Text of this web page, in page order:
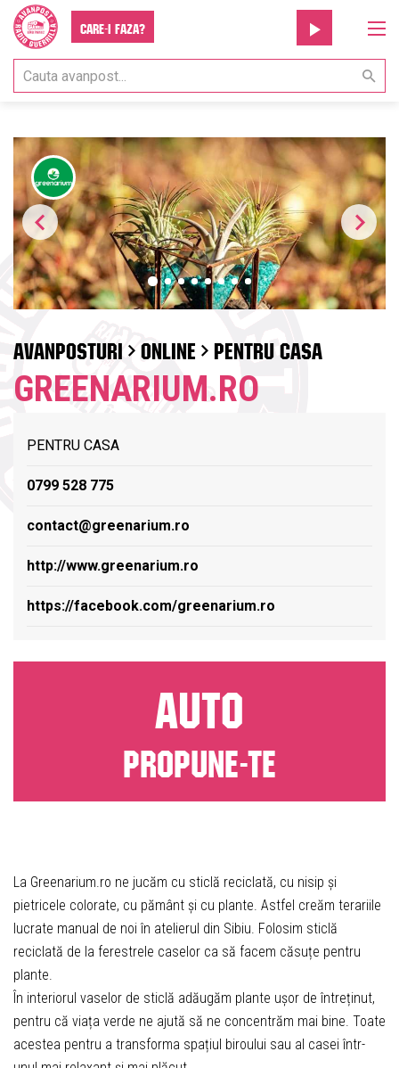
Care-i faza?
AVANPOSTURI ONLINE PENTRU CASA
GREENARIUM.RO
PENTRU CASA
0799 528 775
contact@greenarium.ro
http://www.greenarium.ro
https://facebook.com/greenarium.ro
AUTO
PROPUNE-TE
La Greenarium.ro ne jucăm cu sticlă reciclată, cu nisip și
pietricele colorate, cu pământ și cu plante. Astfel creăm terariile
lucrate manual de noi în atelierul din Sibiu. Folosim sticlă
reciclată de la ferestrele caselor ca să facem căsuțe pentru
plante.
În interiorul vaselor de sticlă adăugăm plante ușor de întreținut,
pentru că viața verde ne ajută să ne concentrăm mai bine. Toate
acestea pentru a transforma spațiul biroului sau al casei într-